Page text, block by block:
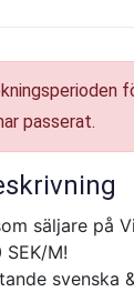
passerat.
säljare på
M!
svenska